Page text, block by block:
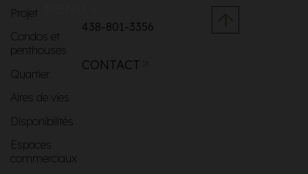
Projet
Condos et
penthouses
Quartier
Aires de vies
Disponibilités
Espaces
commerciaux
438-801-3356
CONTACT